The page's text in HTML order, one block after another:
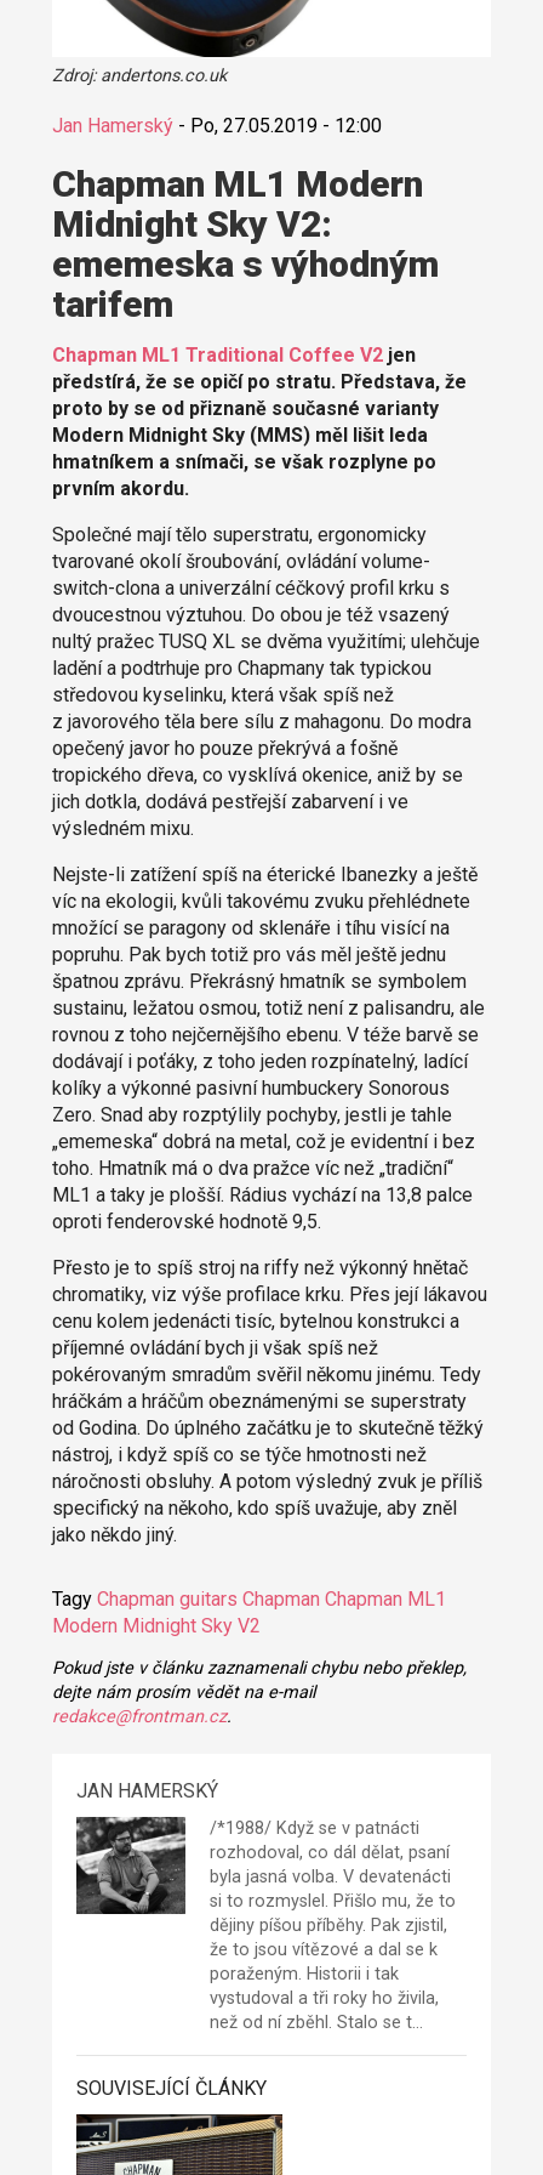
Zdroj: andertons.co.uk
Jan Hamerský- Po, 27.05.2019 - 12:00
Chapman ML1 Modern
Midnight Sky V2:
ememeska s výhodným
tarifem
Chapman ML1 Traditional Coffee V2jen
předstírá, že se opičí po stratu. Představa, že
proto by se od přiznaně současné varianty
Modern Midnight Sky (MMS) měl lišit leda
hmatníkem a snímači, se však rozplyne po
prvním akordu.
Společné mají tělo superstratu, ergonomicky
tvarované okolí šroubování, ovládání volume-
switch-clona a univerzální céčkový profil krku s
dvoucestnou výztuhou. Do obou je též vsazený
nultý pražec TUSQ XL se dvěma využitími; ulehčuje
ladění a podtrhuje pro Chapmany tak typickou
středovou kyselinku, která však spíš než
z javorového těla bere sílu z mahagonu. Do modra
opečený javor ho pouze překrývá a fošně
tropického dřeva, co vysklívá okenice, aniž by se
jich dotkla, dodává pestřejší zabarvení i ve
výsledném mixu.
Nejste-li zatížení spíš na éterické Ibanezky a ještě
víc na ekologii, kvůli takovému zvuku přehlédnete
množící se paragony od sklenáře i tíhu visící na
popruhu. Pak bych totiž pro vás měl ještě jednu
špatnou zprávu. Překrásný hmatník se symbolem
sustainu, ležatou osmou, totiž není z palisandru, ale
rovnou z toho nejčernějšího ebenu. V téže barvě se
dodávají i poťáky, z toho jeden rozpínatelný, ladící
kolíky a výkonné pasivní humbuckery Sonorous
Zero. Snad aby rozptýlily pochyby, jestli je tahle
„ememeska“ dobrá na metal, což je evidentní i bez
toho. Hmatník má o dva pražce víc než „tradiční“
ML1 a taky je plošší. Rádius vychází na 13,8 palce
oproti fenderovské hodnotě 9,5.
Přesto je to spíš stroj na riffy než výkonný hnětač
chromatiky, viz výše profilace krku. Přes její lákavou
cenu kolem jedenácti tisíc, bytelnou konstrukci a
příjemné ovládání bych ji však spíš než
pokérovaným smradům svěřil někomu jinému. Tedy
hráčkám a hráčům obeznámenými se superstraty
od Godina. Do úplného začátku je to skutečně těžký
nástroj, i když spíš co se týče hmotnosti než
náročnosti obsluhy. A potom výsledný zvuk je příliš
specifický na někoho, kdo spíš uvažuje, aby zněl
jako někdo jiný.
Tagy Chapman guitars Chapman Chapman ML1
Modern Midnight Sky V2
Pokud jste v článku zaznamenali chybu nebo překlep,
dejte nám prosím vědět na e-mail
redakce@frontman.cz.
JAN HAMERSKÝ
/*1988/ Když se v patnácti
rozhodoval, co dál dělat, psaní
byla jasná volba. V devatenácti
si to rozmyslel. Přišlo mu, že to
dějiny píšou příběhy. Pak zjistil,
že to jsou vítězové a dal se k
poraženým. Historii i tak
vystudoval a tři roky ho živila,
než od ní zběhl. Stalo se t…
SOUVISEJÍCÍ ČLÁNKY